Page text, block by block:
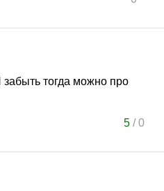
тогда можно про
5/0